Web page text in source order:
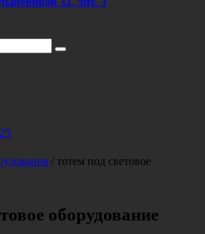
/ тотем под световое
оборудование